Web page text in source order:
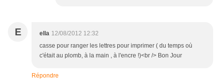
E ella 12/08/2012 12:32
casse pour ranger les lettres pour imprimer ( du temps où
c'était au plomb, à la main , à l'encre !)<br /> Bon Jour
Répondre